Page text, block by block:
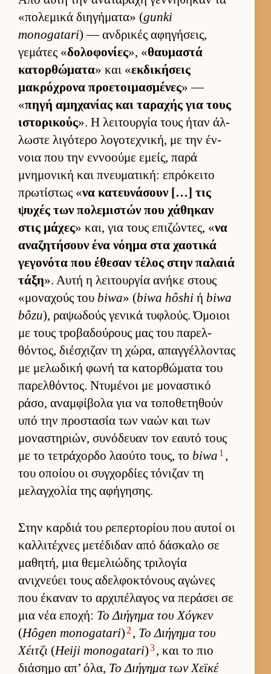
«πολεμικά διηγήματα» (gunki
monogatari) — αν­δρικές αφηγήσεις,
γεμάτες «δολοφονίες», «θαυ­μαστά
κατορ­θώματα» και «εκ­δικήσεις
μακρόχρονα προε­τοι­μασμένες» —
«πηγή αμηχανίας και ταραχής για τους
ιστορικούς». Η λει­τουρ­γία τους ήταν άλ­
λωστε λιγότερο λογοτεχνική, με την έν­
νοια που την εν­νοούμε εμείς, παρά
μνημονική και πνευ­ματική: επρόκειτο
πρωτίστως «να κατευ­νάσουν […] τις
ψυχές των πολεμιστών που χάθηκαν
στις μάχες» και, για τους επιζώντες, «να
αναζητήσουν ένα νόημα στα χαοτικά
γεγονότα που έθεσαν τέλος στην παλαιά
τάξη». Αυτή η λει­τουρ­γία ανήκε στους
«μοναχούς του biwa» (biwa hôshi ή biwa
bôzu), ραψωδούς γενικά τυφλούς. Όμοιοι
με τους τροβαδού­ρους μας του παρελ­
θόντος, διέσχιζαν τη χώρα, απαγ­γέλ­λοντας
με μελωδική φωνή τα κατορ­θώματα του
παρελ­θόντος. Ντυμένοι με μοναστικό
ράσο, αναμ­φίβολα για να τοποθετηθούν
υπό την προστασία των ναών και των
μοναστηριών, συνόδευαν τον εαυτό τους
με το τετράχορδο λαούτο τους, το biwa 1 ,
του οποίου οι συγ­χορ­δίες τόνιζαν τη
μελαγ­χολία της αφήγησης.
Στην καρ­διά του ρεπερ­τορίου που αυ­τοί οι
καλ­λιτέχνες μετέδιδαν από δάσκαλο σε
μαθητή, μια θεμελιώδης τριλογία
ανιχνεύει τους αδελ­φοκτόνους αγώνες
που έκαναν το αρ­χιπέλαγος να περάσει σε
μια νέα εποχή: Το Διήγημα του Χόγκεν
(Hôgen monogatari) 2 , Το Διήγημα του
Χέιτζι (Heiji monogatari)3, και το πιο
διάσημο απ’ όλα, Το Διήγημα των Χεϊκέ